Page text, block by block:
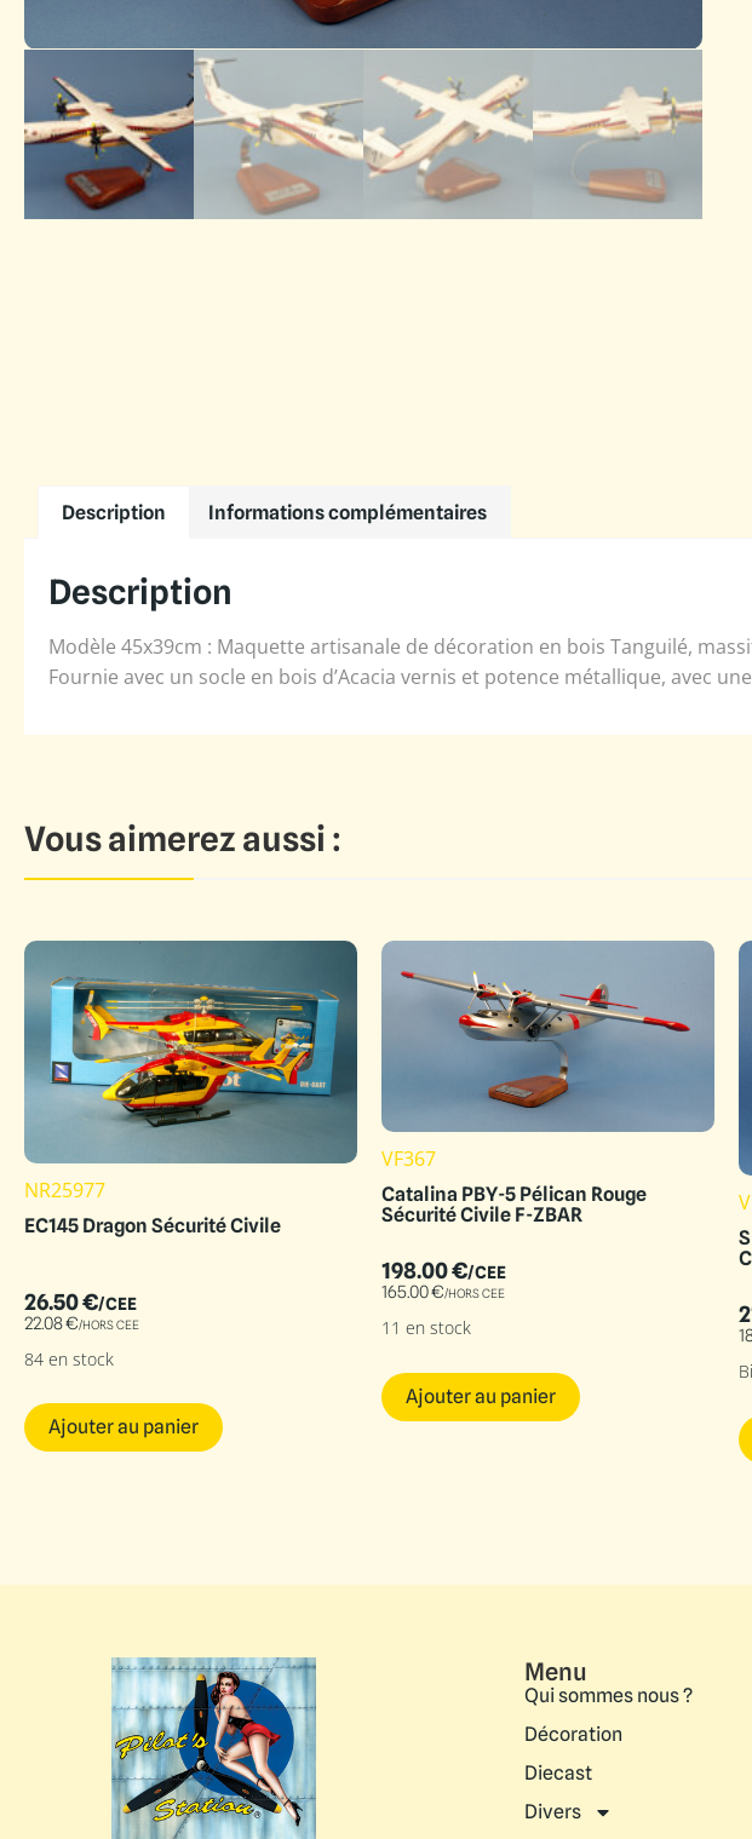
Description Informations complémentaires
Description
Modèle 45x39cm : Maquette artisanale de décoration en bois Tanguilé,
Fournie avec un socle en bois d’Acacia vernis et potence métallique, avec
Vous aimerez aussi :
NR25977
EC145 Dragon Sécurité Civile
26.50€/CEE
22.08€/HORS CEE
84 en stock
Ajouter au panier
VF367
Catalina PBY-5 Pélican Rouge
Sécurité Civile F-ZBAR
198.00€/CEE
165.00€/HORS CEE
11 en stock
Ajouter au panier
Menu
Qui sommes nous ?
Décoration
Diecast
Divers